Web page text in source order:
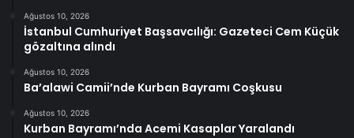
Ağustos 10, 2026
İstanbul Cumhuriyet Başsavcılığı: Gazeteci Cem Küçük
gözaltına alındı
Ağustos 10, 2026
Ba’alawi Camii’nde Kurban Bayramı Coşkusu
Ağustos 10, 2026
Kurban Bayramı’nda Acemi Kasaplar Yaralandı